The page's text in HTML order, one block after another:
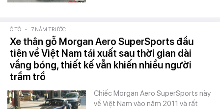
Ô TÔ - 7 NĂM TRƯỚC
Xe thân gỗ Morgan Aero SuperSports đầu
tiên về Việt Nam tái xuất sau thời gian dài
vắng bóng, thiết kế vẫn khiến nhiều người
trầm trồ
Chiếc Morgan Aero SuperSports này
về Việt Nam vào năm 2011 và rất